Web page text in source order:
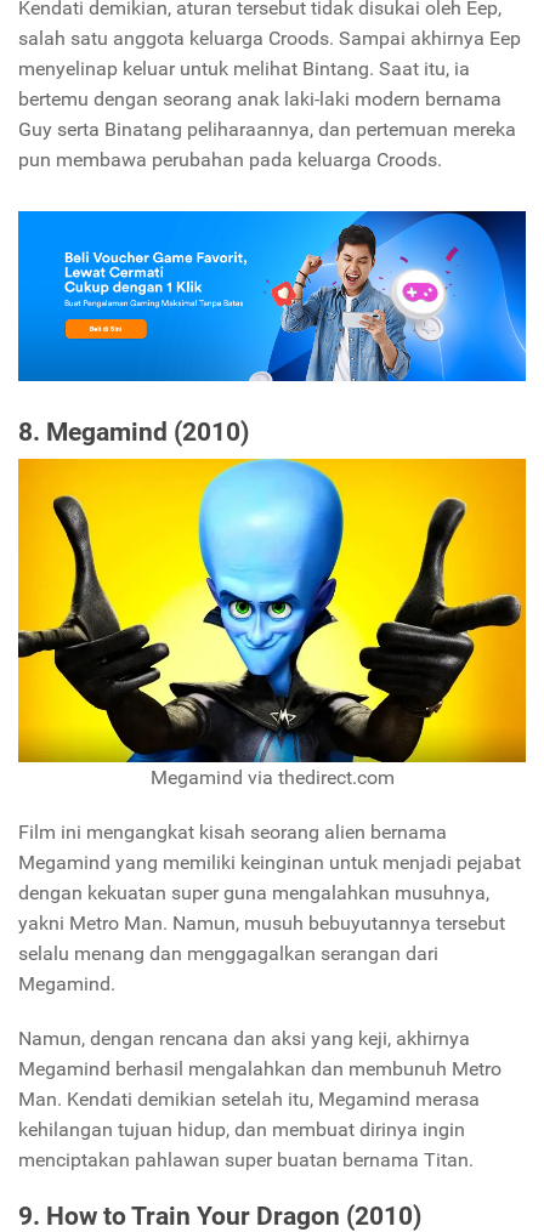
Kendati demikian, aturan tersebut tidak disukai oleh Eep,
salah satu anggota keluarga Croods. Sampai akhirnya Eep
menyelinap keluar untuk melihat Bintang. Saat itu, ia
bertemu dengan seorang anak laki-laki modern bernama
Guy serta Binatang peliharaannya, dan pertemuan mereka
pun membawa perubahan pada keluarga Croods.
8. Megamind (2010)
Megamind via thedirect.com
Film ini mengangkat kisah seorang alien bernama
Megamind yang memiliki keinginan untuk menjadi pejabat
dengan kekuatan super guna mengalahkan musuhnya,
yakni Metro Man. Namun, musuh bebuyutannya tersebut
selalu menang dan menggagalkan serangan dari
Megamind.
Namun, dengan rencana dan aksi yang keji, akhirnya
Megamind berhasil mengalahkan dan membunuh Metro
Man. Kendati demikian setelah itu, Megamind merasa
kehilangan tujuan hidup, dan membuat dirinya ingin
menciptakan pahlawan super buatan bernama Titan.
9. How to Train Your Dragon (2010)